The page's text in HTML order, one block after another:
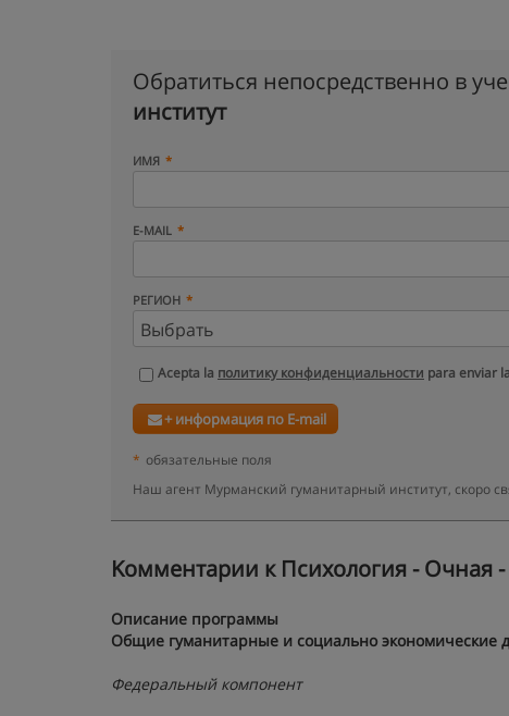
Обратиться непосредственно в
институт
ИМЯ
E-MAIL
РЕГИОН
Acepta la политику конфиденциальности para enviar
+ информация по E-mail
* обязательные поля
Наш агент Мурманский гуманитарный институт, скоро
Kомментарии к Психология - Очная
Описание программы
Общие гуманитарные и социально экономические
Федеральный компонент